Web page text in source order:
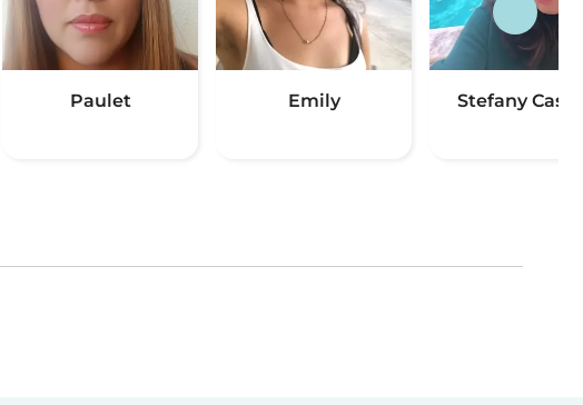
Paulet Emily Stefany